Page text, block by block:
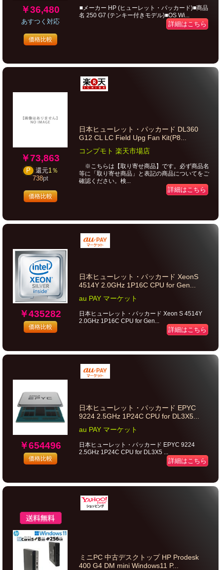
￥36,480
あすつく対応
価格比較
■メーカー HP (ヒューレット・パッカード)■商品
名 250 G7 (テンキー付きモデル)■OS Wi...
詳細はこちら
￥73,863
P 還元1％
738pt
価格比較
日本ヒューレット・パッカード DL360
G12 CL LC Field Upg Fan Kit(P8...
コンプモト 楽天市場店
※こちらは【取り寄せ商品】です。必ず商品名
等に「取り寄せ商品」と表記の商品についてをご
確認ください。検...
詳細はこちら
￥435282
価格比較
日本ヒューレット・パッカード XeonS
4514Y 2.0GHz 1P16C CPU for Gen...
au PAY マーケット
日本ヒューレット・パッカード Xeon S 4514Y
2.0GHz 1P16C CPU for Gen...
詳細はこちら
￥654496
価格比較
日本ヒューレット・パッカード EPYC
9224 2.5GHz 1P24C CPU for DL3X5...
au PAY マーケット
日本ヒューレット・パッカード EPYC 9224
2.5GHz 1P24C CPU for DL3X5 ...
詳細はこちら
ミニPC 中古デスクトップ HP Prodesk
400 G4 DM mini Windows11 P...